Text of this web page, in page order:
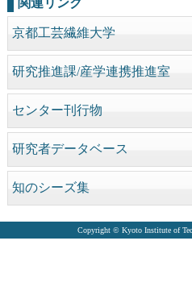
関連リンク
京都工芸繊維大学
研究推進課/産学連携推進室
センター刊行物
研究者データベース
知のシーズ集
Copyright © Kyoto Institute of